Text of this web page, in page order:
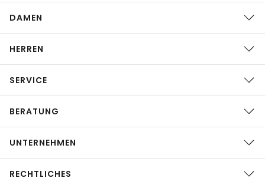
DAMEN
HERREN
SERVICE
BERATUNG
UNTERNEHMEN
RECHTLICHES